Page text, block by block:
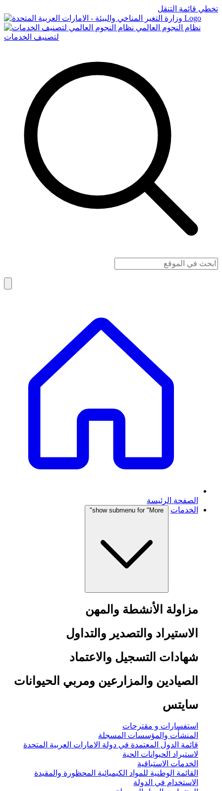
تخطي قائمة التنقل
Logo
نظام النجوم العالمي
لتصنيف الخدمات
الصفحة الرئيسة
الخدمات
show submenu for "More"
مزاولة الأنشطة والمهن
الاستيراد والتصدير والتداول
شهادات التسجيل والاعتماد
الصيادين والمزارعين ومربي الحيوانات
سايتس
استفسارات و مقترحات
المنشأت والمؤسسات المسجلة
قائمة الدول المعتمدة في دولة الامارات العربية المتحدة
لاستيراد الحيوانات الحية
الخدمات الاستباقية
القائمة الوطنية للمواد الكيميائية المحظورة والمقيدة
الاستخدام في الدولة